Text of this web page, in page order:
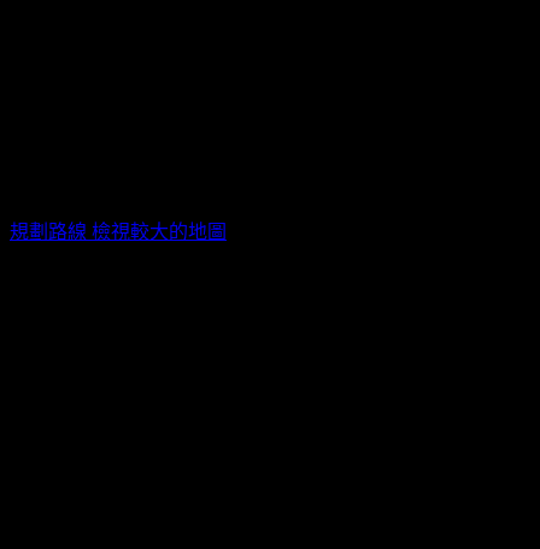
規劃路線 檢視較大的地圖